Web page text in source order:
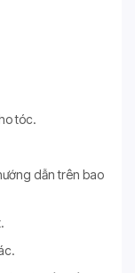
tóc.
dẫn trên bao